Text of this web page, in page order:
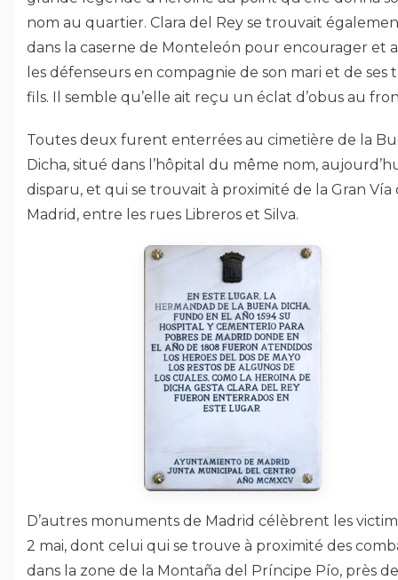
nom au quartier. Clara del Rey se trouvait
dans la caserne de Monteleón pour encourager et
les défenseurs en compagnie de son mari et de ses
fils. Il semble qu’elle ait reçu un éclat d’obus au
Toutes deux furent enterrées au cimetière de la
Dicha, situé dans l’hôpital du même nom,
disparu, et qui se trouvait à proximité de la Gran Vía
Madrid, entre les rues Libreros et Silva.
D’autres monuments de Madrid célèbrent les
2 mai, dont celui qui se trouve à proximité des
dans la zone de la Montaña del Príncipe Pío, près